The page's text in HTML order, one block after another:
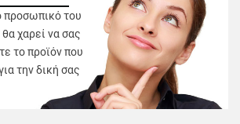
προσωπικό του
χαρεί να σας
το προϊόν που
την δική σας